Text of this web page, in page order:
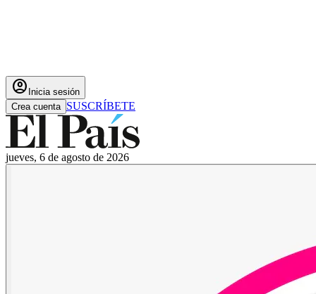
account_circle Inicia sesión
Crea cuenta SUSCRÍBETE
jueves, 6 de agosto de 2026